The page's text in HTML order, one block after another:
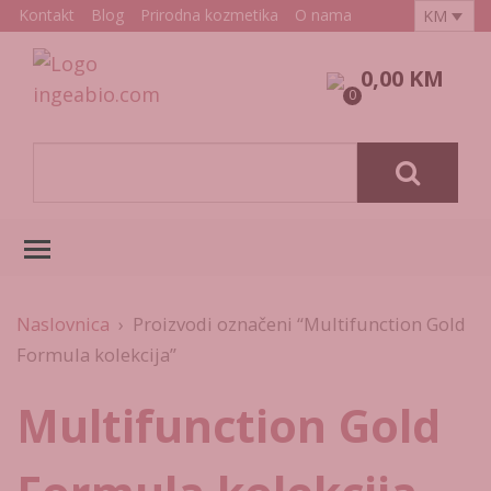
Skip
content
Kontakt Blog Prirodna kozmetika O nama KM
0
0,00 KM
Naslovnica › Proizvodi označeni “Multifunction Gold
Formula kolekcija”
Multifunction Gold